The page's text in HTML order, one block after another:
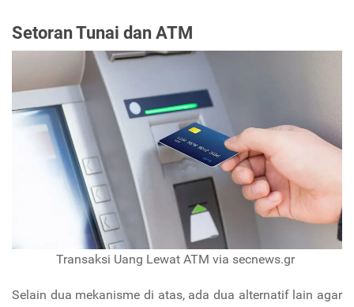
Setoran Tunai dan ATM
Transaksi Uang Lewat ATM via secnews.gr
Selain dua mekanisme di atas, ada dua alternatif lain agar